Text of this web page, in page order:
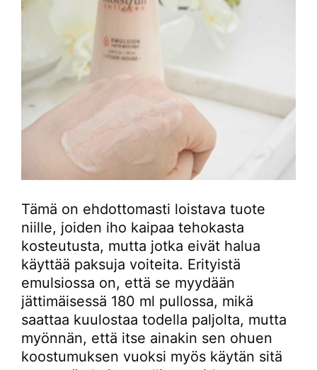
Tämä on ehdottomasti loistava tuote
niille, joiden iho kaipaa tehokasta
kosteutusta, mutta jotka eivät halua
käyttää paksuja voiteita. Erityistä
emulsiossa on, että se myydään
jättimäisessä 180 ml pullossa, mikä
saattaa kuulostaa todella paljolta, mutta
myönnän, että itse ainakin sen ohuen
koostumuksen vuoksi myös käytän sitä